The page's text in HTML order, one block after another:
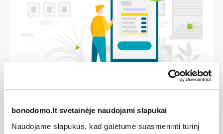
bonodomo.lt svetainėje naudojami slapukai
Naudojame slapukus, kad galėtume suasmeninti turinį
Praktiška